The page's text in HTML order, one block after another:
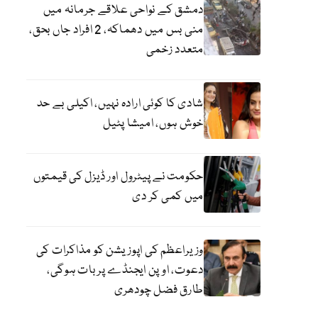
دمشق کے نواحی علاقے جرمانہ میں
منی بس میں دھماکہ، 2 افراد جاں بحق،
متعدد زخمی
شادی کا کوئی ارادہ نہیں، اکیلی بے حد
خوش ہوں، امیشا پٹیل
حکومت نے پیٹرول اور ڈیزل کی قیمتوں
میں کمی کر دی
وزیراعظم کی اپوزیشن کو مذاکرات کی
دعوت، اوپن ایجنڈے پر بات ہوگی،
طارق فضل چودھری